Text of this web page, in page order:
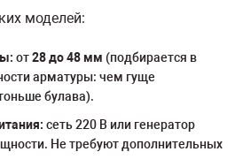
моделей:
от28 до 48 мм (подбирается в
арматуры: чем гуще
булава).
сеть 220 В или генератор
Не требуют дополнительных